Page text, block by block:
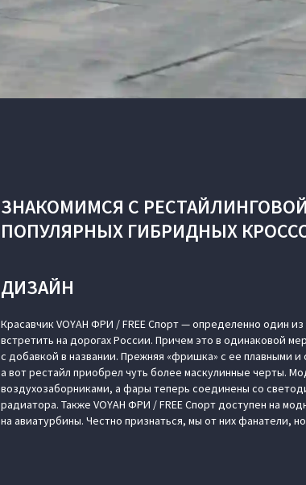
ЗНАКОМИМСЯ С
ПОПУЛЯРНЫХ ГИБРИДНЫХ
ДИЗАЙН
Красавчик VOYAH ФРИ / FREE Спорт — определенно один
встретить на дорогах России. Причем это в одинаковой
с добавкой в названии. Прежняя «фришка» с ее плавными
а вот рестайл приобрел чуть более маскулинные черты.
воздухозаборниками, а фары теперь соединены со
радиатора. Также VOYAH ФРИ / FREE Спорт доступен на
на авиатурбины. Честно признаться, мы от них фанатели,